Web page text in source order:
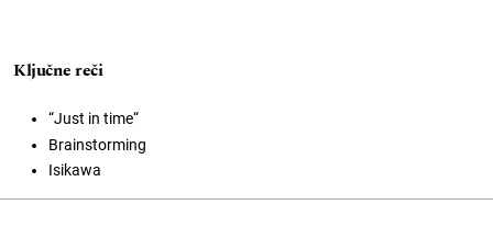
Ključne reči
“Just in time“
Brainstorming
Isikawa